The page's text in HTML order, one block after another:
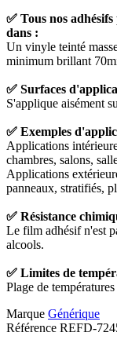
✅ Tous nos
dans :
Un vinyle teinté
minimum brillant
✅ Surfaces
S'applique aisément
✅ Exemples
Applications
chambres, salons,
Applications
panneaux, stratifiés,
✅ Résistance
Le film adhésif n'est
alcools.
✅ Limites de
Plage de
Marque Générique
Référence REFD-